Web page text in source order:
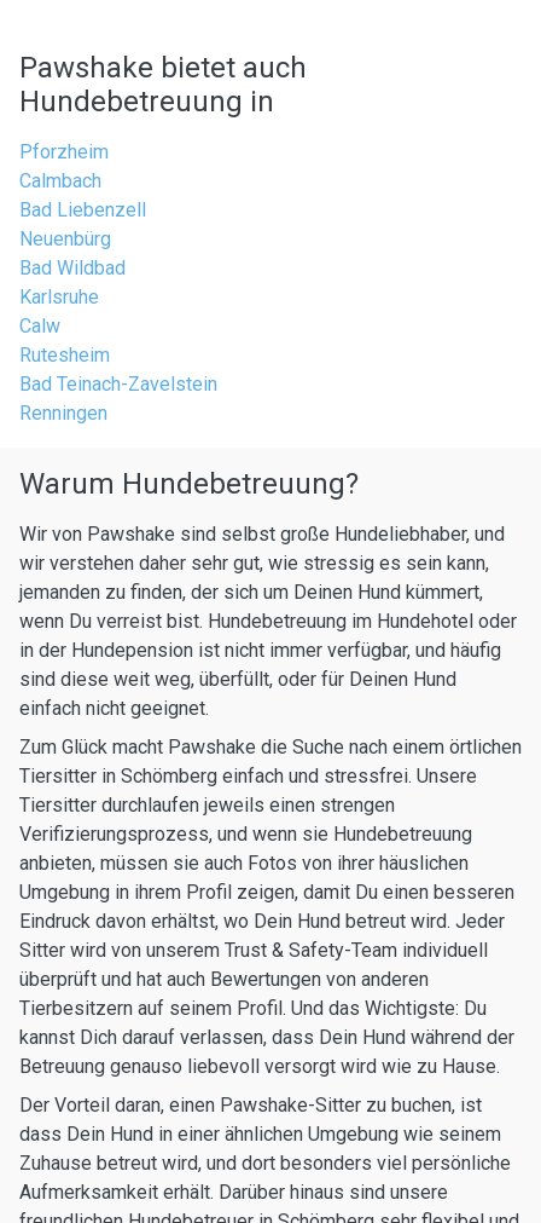
Pawshake bietet auch
Hundebetreuung in
Pforzheim
Calmbach
Bad Liebenzell
Neuenbürg
Bad Wildbad
Karlsruhe
Calw
Rutesheim
Bad Teinach-Zavelstein
Renningen
Warum Hundebetreuung?
Wir von Pawshake sind selbst große Hundeliebhaber, und
wir verstehen daher sehr gut, wie stressig es sein kann,
jemanden zu finden, der sich um Deinen Hund kümmert,
wenn Du verreist bist. Hundebetreuung im Hundehotel oder
in der Hundepension ist nicht immer verfügbar, und häufig
sind diese weit weg, überfüllt, oder für Deinen Hund
einfach nicht geeignet.
Zum Glück macht Pawshake die Suche nach einem örtlichen
Tiersitter in Schömberg einfach und stressfrei. Unsere
Tiersitter durchlaufen jeweils einen strengen
Verifizierungsprozess, und wenn sie Hundebetreuung
anbieten, müssen sie auch Fotos von ihrer häuslichen
Umgebung in ihrem Profil zeigen, damit Du einen besseren
Eindruck davon erhältst, wo Dein Hund betreut wird. Jeder
Sitter wird von unserem Trust & Safety-Team individuell
überprüft und hat auch Bewertungen von anderen
Tierbesitzern auf seinem Profil. Und das Wichtigste: Du
kannst Dich darauf verlassen, dass Dein Hund während der
Betreuung genauso liebevoll versorgt wird wie zu Hause.
Der Vorteil daran, einen Pawshake-Sitter zu buchen, ist
dass Dein Hund in einer ähnlichen Umgebung wie seinem
Zuhause betreut wird, und dort besonders viel persönliche
Aufmerksamkeit erhält. Darüber hinaus sind unsere